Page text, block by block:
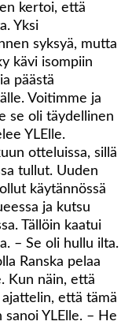
kertoi, että
Yksi
syksyä, mutta
kävi isompiin
päästä
Voitimme ja
se oli täydellinen
YLElle.
otteluissa, sillä
tullut. Uuden
käytännössä
ja kutsu
Tällöin kaatui
– Se oli hullu ilta.
Ranska pelaa
Kun näin, että
ajattelin, että tämä
YLElle. – He